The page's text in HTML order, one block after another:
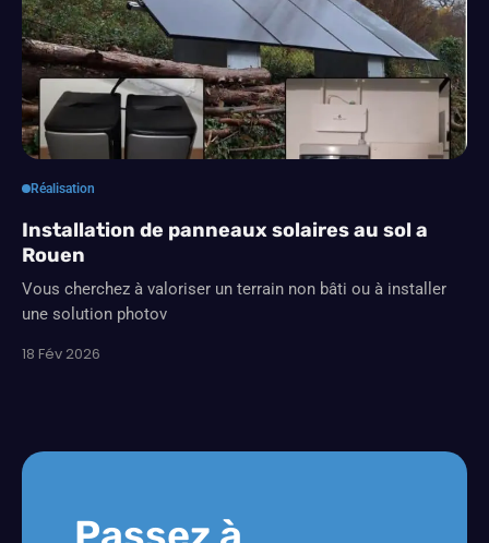
Réalisation
Installation de panneaux solaires au sol a
Rouen
Vous cherchez à valoriser un terrain non bâti ou à installer
une solution photov
18 Fév 2026